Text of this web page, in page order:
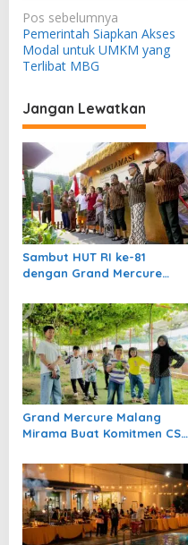
N
a
v
g
a
s
i
p
o
s
Pos sebelumnya
Pemerintah Siapkan Akses
Modal untuk UMKM yang
Terlibat MBG
Jangan Lewatkan
Sambut HUT RI ke-81
dengan Grand Mercure
Opening Ceremony
Olimpiade Agustusan 2026
Grand Mercure Malang
Mirama Buat Komitmen CSR
Anak Asuh